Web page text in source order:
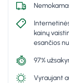
kainų
esančios
97%
Vyraujant